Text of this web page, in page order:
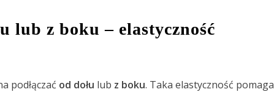
lub z boku – elastyczność
podłączać od dołu lub z boku. Taka elastyczność pomaga